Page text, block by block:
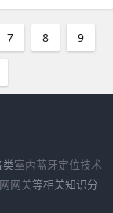
7 8 9
室内蓝牙定位技术
网关等相关知识分